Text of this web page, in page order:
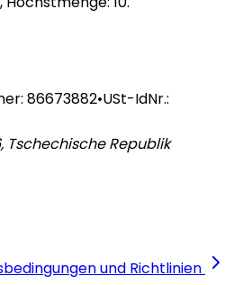
86673882•USt-IdNr.:
, Tschechische Republik
und Richtlinien